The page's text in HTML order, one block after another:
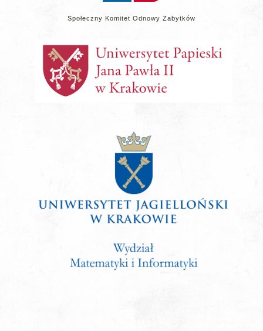
Społeczny Komitet Odnowy Zabytków